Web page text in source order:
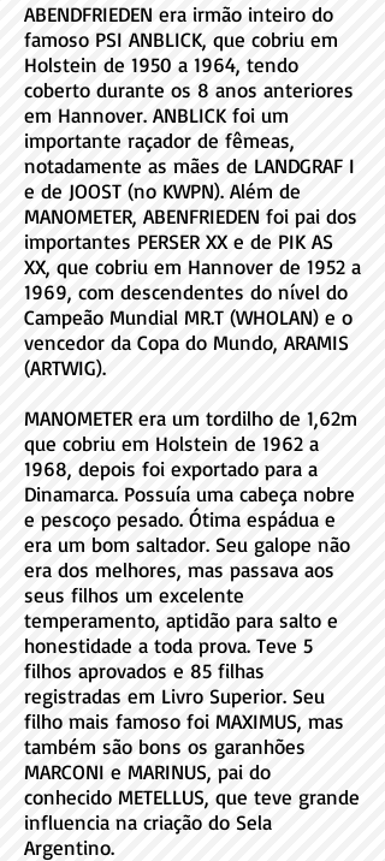
ABENDFRIEDEN era irmão inteiro do
famoso PSI ANBLICK, que cobriu em
Holstein de 1950 a 1964, tendo
coberto durante os 8 anos anteriores
em Hannover. ANBLICK foi um
importante raçador de fêmeas,
notadamente as mães de LANDGRAF I
e de JOOST (no KWPN). Além de
MANOMETER, ABENFRIEDEN foi pai dos
importantes PERSER XX e de PIK AS
XX, que cobriu em Hannover de 1952 a
1969, com descendentes do nível do
Campeão Mundial MR.T (WHOLAN) e o
vencedor da Copa do Mundo, ARAMIS
(ARTWIG).
MANOMETER era um tordilho de 1,62m
que cobriu em Holstein de 1962 a
1968, depois foi exportado para a
Dinamarca. Possuía uma cabeça nobre
e pescoço pesado. Ótima espádua e
era um bom saltador. Seu galope não
era dos melhores, mas passava aos
seus filhos um excelente
temperamento, aptidão para salto e
honestidade a toda prova. Teve 5
filhos aprovados e 85 filhas
registradas em Livro Superior. Seu
filho mais famoso foi MAXIMUS, mas
também são bons os garanhões
MARCONI e MARINUS, pai do
conhecido METELLUS, que teve grande
influencia na criação do Sela
Argentino.